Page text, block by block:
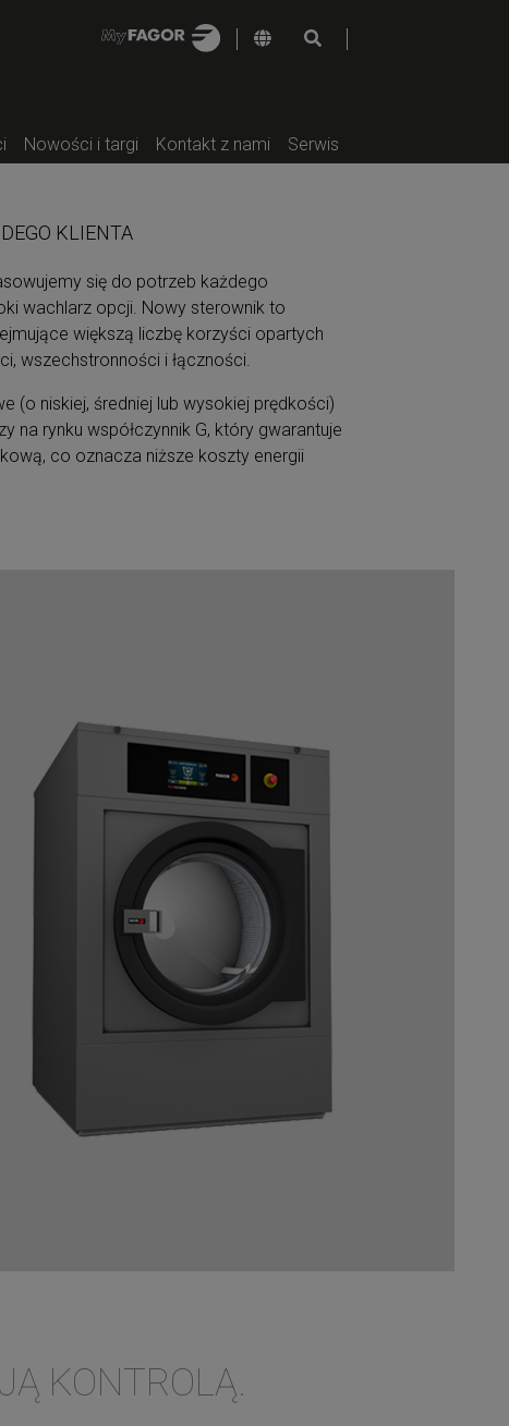
Nowości i targi Kontakt z nami Serwis
KLIENTA
się do potrzeb każdego
wachlarz opcji. Nowy sterownik to
większą liczbę korzyści opartych
wszechstronności i łączności.
(o niskiej, średniej lub wysokiej prędkości)
na rynku współczynnik G, który gwarantuje
co oznacza niższe koszty energii
KONTROLĄ.